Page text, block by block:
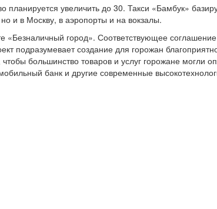
увеличить до 30. Такси «Бамбук»
и в Москву, в аэропорты и на вокзалы.
«Безналичный город». Соответствующее
подразумевает создание для горожан
большинство товаров и услуг горожане могли
банк и другие современные